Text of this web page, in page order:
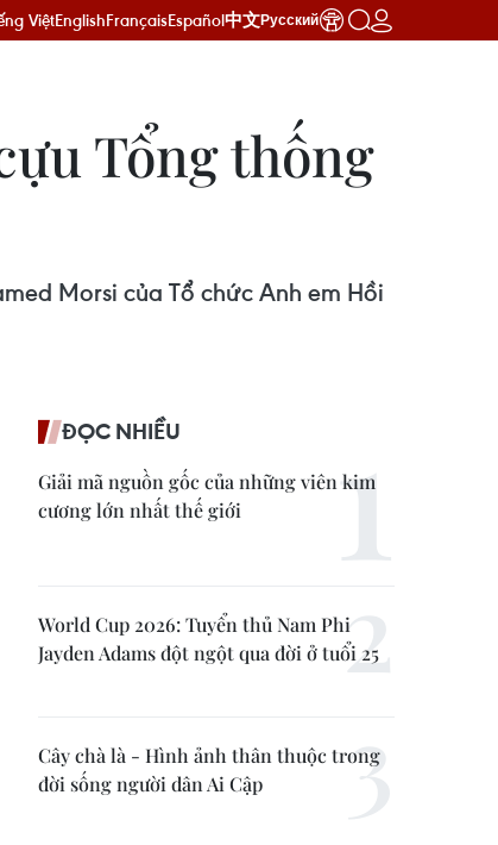
ViệtEnglishFrançaisEspañol中文Русский
Tổng thống
Morsi của Tổ chức Anh em Hồi
ĐỌC NHIỀU
Giải mã nguồn gốc của những viên kim
cương lớn nhất thế giới
World Cup 2026: Tuyển thủ Nam Phi
Jayden Adams đột ngột qua đời ở tuổi 25
Cây chà là - Hình ảnh thân thuộc trong
đời sống người dân Ai Cập